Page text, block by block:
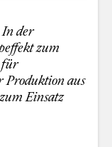
der
zum
für
Produktion aus
Einsatz